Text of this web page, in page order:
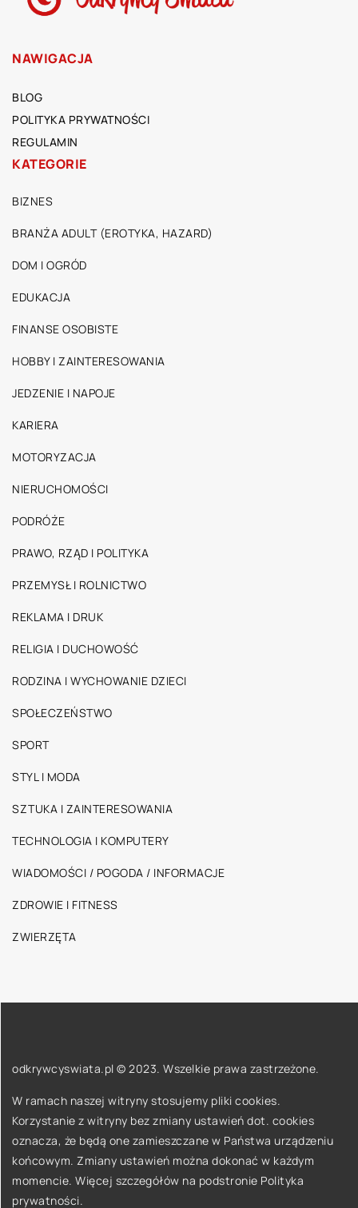
NAWIGACJA
BLOG
POLITYKA PRYWATNOŚCI
REGULAMIN
KATEGORIE
BIZNES
BRANŻA ADULT (EROTYKA, HAZARD)
DOM I OGRÓD
EDUKACJA
FINANSE OSOBISTE
HOBBY I ZAINTERESOWANIA
JEDZENIE I NAPOJE
KARIERA
MOTORYZACJA
NIERUCHOMOŚCI
PODRÓŻE
PRAWO, RZĄD I POLITYKA
PRZEMYSŁ I ROLNICTWO
REKLAMA I DRUK
RELIGIA I DUCHOWOŚĆ
RODZINA I WYCHOWANIE DZIECI
SPOŁECZEŃSTWO
SPORT
STYL I MODA
SZTUKA I ZAINTERESOWANIA
TECHNOLOGIA I KOMPUTERY
WIADOMOŚCI / POGODA / INFORMACJE
ZDROWIE I FITNESS
ZWIERZĘTA
odkrywcyswiata.pl © 2023. Wszelkie prawa zastrzeżone.
W ramach naszej witryny stosujemy pliki cookies.
Korzystanie z witryny bez zmiany ustawień dot. cookies
oznacza, że będą one zamieszczane w Państwa urządzeniu
końcowym. Zmiany ustawień można dokonać w każdym
momencie. Więcej szczegółów na podstronie Polityka
prywatności.